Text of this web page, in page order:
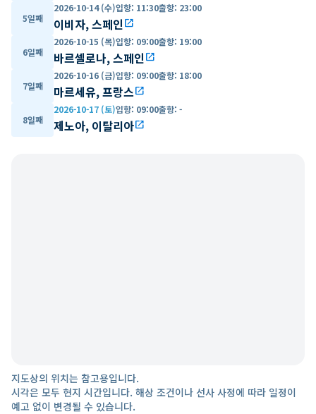
5일째
2026-10-14 (수)입항: 11:30출항: 23:00
이비자, 스페인open_in_new
6일째
2026-10-15 (목)입항: 09:00출항: 19:00
바르셀로나, 스페인open_in_new
7일째
2026-10-16 (금)입항: 09:00출항: 18:00
마르세유, 프랑스open_in_new
8일째
2026-10-17 (토)입항: 09:00출항: -
제노아, 이탈리아open_in_new
지도상의 위치는 참고용입니다.
시각은 모두 현지 시간입니다. 해상 조건이나 선사 사정에 따라 일정이
예고 없이 변경될 수 있습니다.